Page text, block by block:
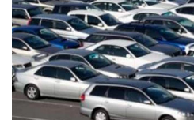
Василев,
email:
v.vasilev@flagman.bg
Катя
Касабова,
еmail:k.kassabova@flagman.bg
Главен